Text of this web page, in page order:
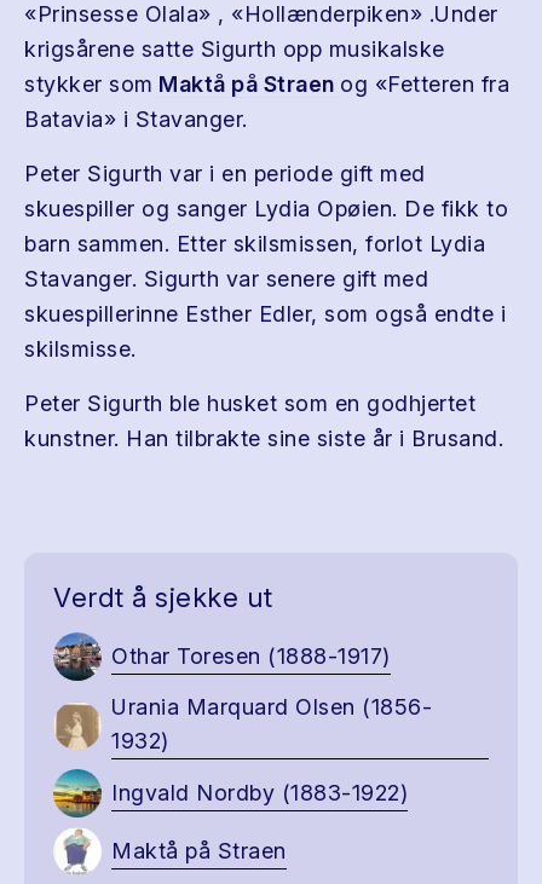
«Prinsesse Olala» , «Hollænderpiken» .Under
krigsårene satte Sigurth opp musikalske
stykker som Maktå på Straen og «Fetteren fra
Batavia» i Stavanger.
Peter Sigurth var i en periode gift med
skuespiller og sanger Lydia Opøien. De fikk to
barn sammen. Etter skilsmissen, forlot Lydia
Stavanger. Sigurth var senere gift med
skuespillerinne Esther Edler, som også endte i
skilsmisse.
Peter Sigurth ble husket som en godhjertet
kunstner. Han tilbrakte sine siste år i Brusand.
Verdt å sjekke ut
Othar Toresen (1888-1917)
Urania Marquard Olsen (1856-
1932)
Ingvald Nordby (1883-1922)
Maktå på Straen